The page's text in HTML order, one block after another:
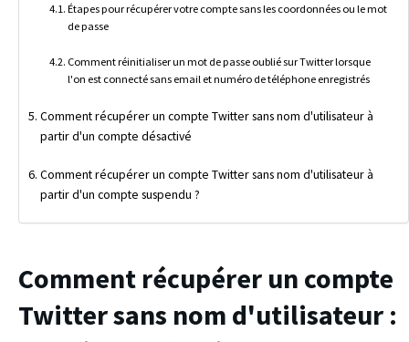
Étapes pour récupérer votre compte sans les coordonnées ou le mot
de passe
Comment réinitialiser un mot de passe oublié sur Twitter lorsque
l'on est connecté sans email et numéro de téléphone enregistrés
Comment récupérer un compte Twitter sans nom d'utilisateur à
partir d'un compte désactivé
Comment récupérer un compte Twitter sans nom d'utilisateur à
partir d'un compte suspendu ?
Comment récupérer un compte
Twitter sans nom d'utilisateur :